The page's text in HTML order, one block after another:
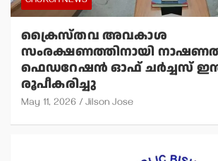
ക്രൈസ്തവ അവകാശ
സംരക്ഷണത്തിനായി
ഫെഡറേഷന്‍ ഓഫ് ചര്‍ച്ചസ് ഇന്‍
രൂപീകരിച്ചു
May 11, 2026 Jilson Jose